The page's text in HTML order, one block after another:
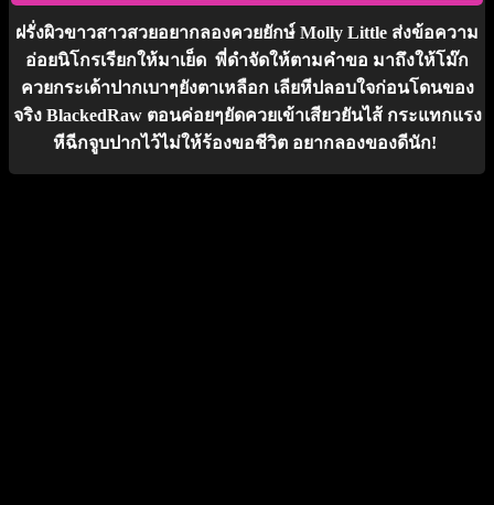
ฝรั่งผิวขาวสาวสวยอยากลองควยยักษ์ Molly Little ส่งข้อความ
อ่อยนิโกรเรียกให้มาเย็ด พี่ดำจัดให้ตามคำขอ มาถึงให้โม๊ก
ควยกระเด้าปากเบาๆยังตาเหลือก เลียหีปลอบใจก่อนโดนของ
จริง BlackedRaw ตอนค่อยๆยัดควยเข้าเสียวยันไส้ กระแทกแรง
หีฉีกจูบปากไว้ไม่ให้ร้องขอชีวิต อยากลองของดีนัก!